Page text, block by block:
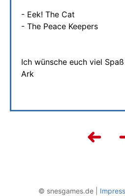
- Eek! The Cat
- The Peace Keepers
Ich wünsche euch viel
Ark
© snesgames.de |